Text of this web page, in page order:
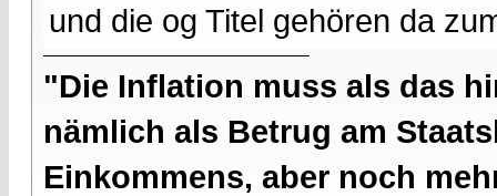
und die og Titel gehören da
"Die Inflation muss als das
nämlich als Betrug am
Einkommens, aber noch